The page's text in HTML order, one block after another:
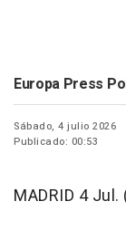
Europa Press
Sábado, 4 julio 2026
Publicado: 00:53
MADRID 4 Jul.